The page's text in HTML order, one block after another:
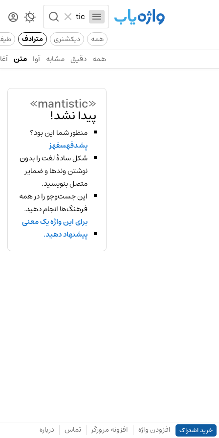
همه دیکشنری مترادف
همه دقیق مشابه آوا متن
«mantistic»
پیدا نشد!
منظور شما این بود؟
پشدفهسفهز
شکل سادهٔ لغت را بدون
نوشتن وندها و ضمایر
متصل بنویسید.
این جست‌وجو را در همه
فرهنگ‌ها انجام دهید.
برای این واژه یک معنی
پیشنهاد دهید.
خرید اشتراک افزودن واژه افزونه مرورگر تماس درباره